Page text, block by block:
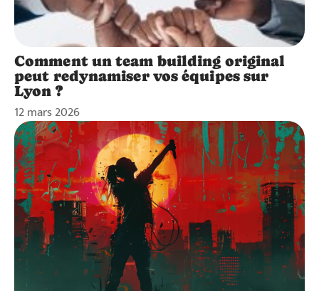
Comment un team building original
peut redynamiser vos équipes sur
Lyon ?
12 mars 2026